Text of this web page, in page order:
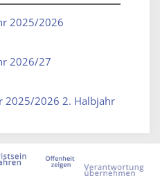
2025/2026
2026/27
2025/2026 2. Halbjahr